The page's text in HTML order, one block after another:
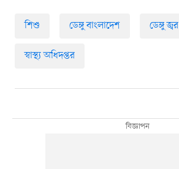
শিশু ডেঙ্গু বাংলাদেশ ডেঙ্গু জ্বর
স্বাস্থ্য অধিদপ্তর